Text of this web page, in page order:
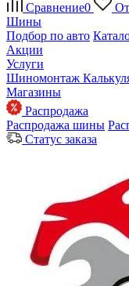
Сравнение0
Шины
Подбор по авто
Акции
Услуги
Шиномонтаж
Магазины
Распродажа
Распродажа шины
Статус заказа